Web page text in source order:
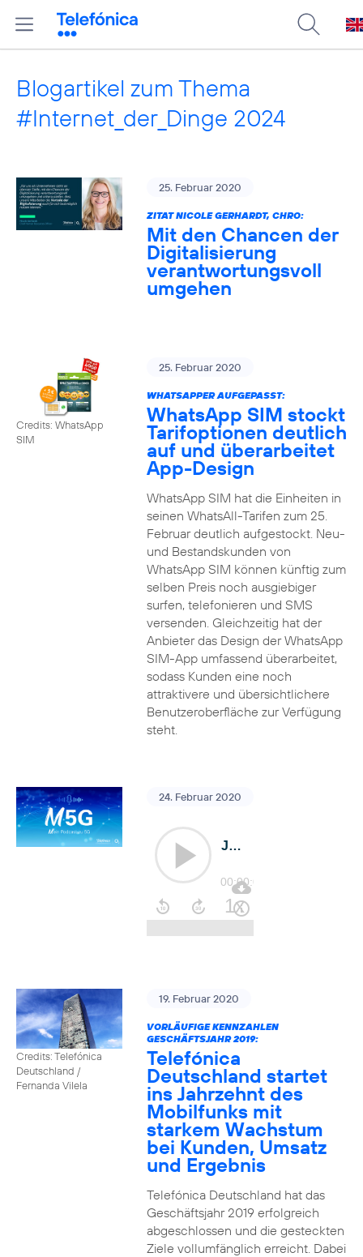
Blogartikel zum Thema
#Internet_der_Dinge 2024
25. Februar 2020
ZITAT NICOLE GERHARDT, CHRO:
Mit den Chancen der
Digitalisierung
verantwortungsvoll
umgehen
Credits: WhatsApp
SIM
25. Februar 2020
WHATSAPPER AUFGEPASST:
WhatsApp SIM stockt
Tarifoptionen deutlich
auf und überarbeitet
App-Design
WhatsApp SIM hat die Einheiten in
seinen WhatsAll-Tarifen zum 25.
Februar deutlich aufgestockt. Neu-
und Bestandskunden von
WhatsApp SIM können künftig zum
selben Preis noch ausgiebiger
surfen, telefonieren und SMS
versenden. Gleichzeitig hat der
Anbieter das Design der WhatsApp
SIM-App umfassend überarbeitet,
sodass Kunden eine noch
attraktivere und übersichtlichere
Benutzeroberfläche zur Verfügung
steht.
24. Februar 2020
Credits: Telefónica
Deutschland /
Fernanda Vilela
19. Februar 2020
VORLÄUFIGE KENNZAHLEN
GESCHÄFTSJAHR 2019:
Telefónica
Deutschland startet
ins Jahrzehnt des
Mobilfunks mit
starkem Wachstum
bei Kunden, Umsatz
und Ergebnis
Telefónica Deutschland hat das
Geschäftsjahr 2019 erfolgreich
abgeschlossen und die gesteckten
Ziele vollumfänglich erreicht. Dabei